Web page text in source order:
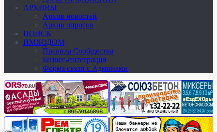
АРХИВЫ
Архив новостей
Архив опросов
ПОИСК
ИМХОДОМ
Правила Сообщества
Бизнес-интеграция
Форма связи с Админами